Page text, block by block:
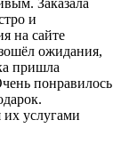
и
на сайте
ожидания,
пришла
понравилось
их услугами